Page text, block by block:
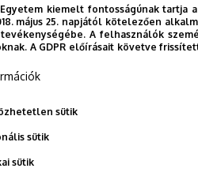
kiemelt fontosságúnak
május 25. napjától kötelezően
A felhasználók
A GDPR előírásait követve
sütik
sütik
sütik